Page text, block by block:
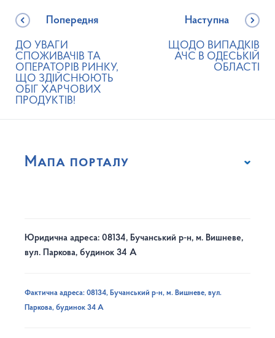
Попередня
ДО УВАГИ
СПОЖИВАЧІВ ТА
ОПЕРАТОРІВ РИНКУ,
ЩО ЗДІЙСНЮЮТЬ
ОБІГ ХАРЧОВИХ
ПРОДУКТІВ!
Наступна
ЩОДО ВИПАДКІВ
АЧС В ОДЕСЬКІЙ
ОБЛАСТІ
Мапа порталу
Юридична адреса: 08134, Бучанський р-н, м. Вишневе,
вул. Паркова, будинок 34 А
Фактична адреса: 08134, Бучанський р-н, м. Вишневе, вул.
Паркова, будинок 34 А